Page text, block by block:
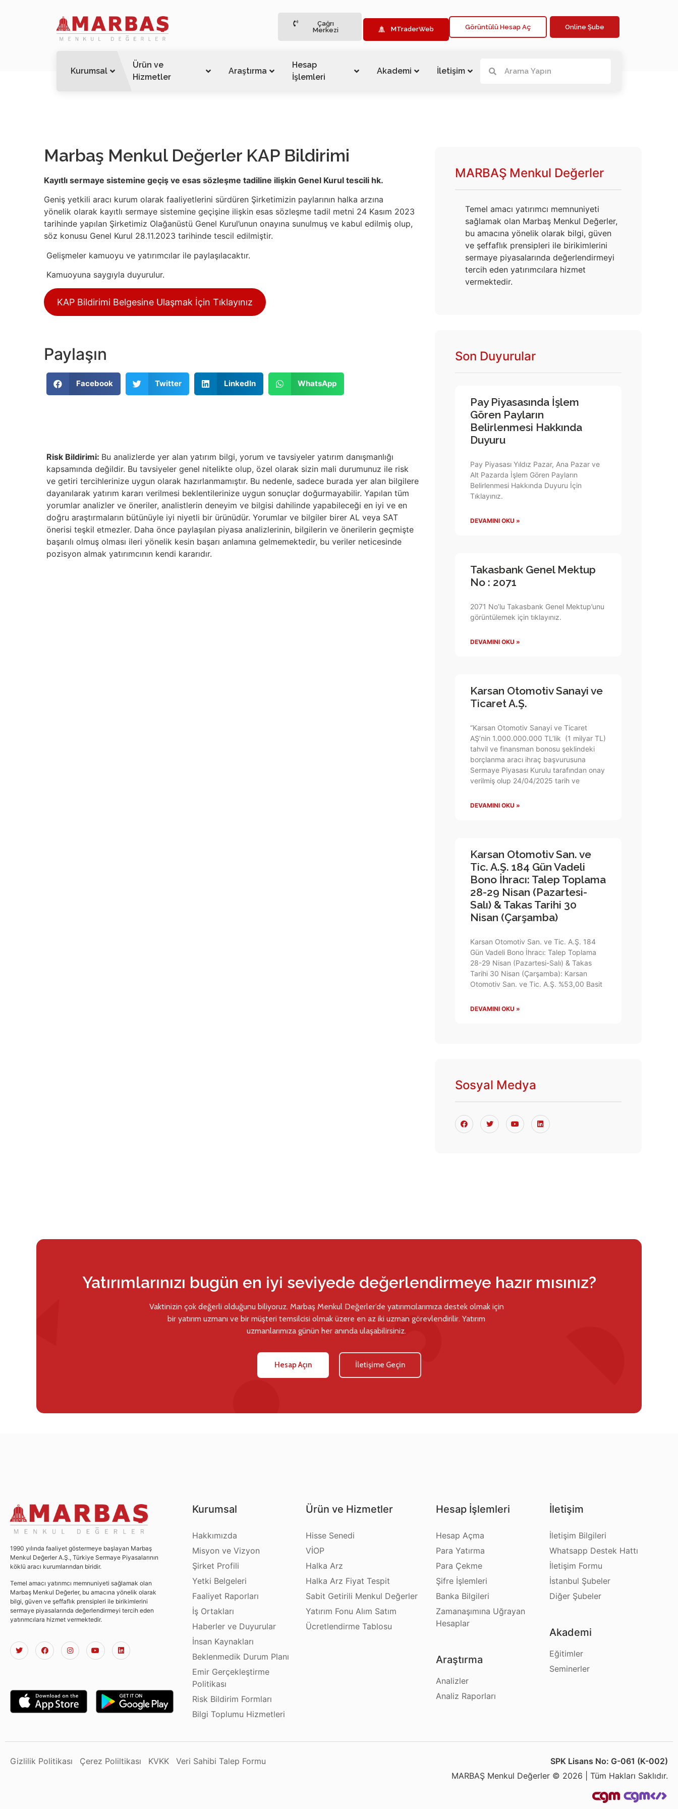
Çağrı
Merkezi
MTraderWeb Görüntülü Hesap Aç Online Şube
Kurumsal
Ürün ve
Hizmetler
Araştırma
Hesap
İşlemleri
Akademi İletişim
Marbaş Menkul Değerler KAP Bildirimi
Kayıtlı sermaye sistemine geçiş ve esas sözleşme tadiline ilişkin Genel Kurul tescili hk.
Geniş yetkili aracı kurum olarak faaliyetlerini sürdüren Şirketimizin paylarının halka arzına
yönelik olarak kayıtlı sermaye sistemine geçişine ilişkin esas sözleşme tadil metni 24 Kasım 2023
tarihinde yapılan Şirketimiz Olağanüstü Genel Kurul’unun onayına sunulmuş ve kabul edilmiş olup,
söz konusu Genel Kurul 28.11.2023 tarihinde tescil edilmiştir.
Gelişmeler kamuoyu ve yatırımcılar ile paylaşılacaktır.
Kamuoyuna saygıyla duyurulur.
KAP Bildirimi Belgesine Ulaşmak İçin Tıklayınız
Paylaşın
Facebook Twitter LinkedIn WhatsApp
Risk Bildirimi: Bu analizlerde yer alan yatırım bilgi, yorum ve tavsiyeler yatırım danışmanlığı
kapsamında değildir. Bu tavsiyeler genel nitelikte olup, özel olarak sizin mali durumunuz ile risk
ve getiri tercihlerinize uygun olarak hazırlanmamıştır. Bu nedenle, sadece burada yer alan bilgilere
dayanılarak yatırım kararı verilmesi beklentilerinize uygun sonuçlar doğurmayabilir. Yapılan tüm
yorumlar analizler ve öneriler, analistlerin deneyim ve bilgisi dahilinde yapabileceği en iyi ve en
doğru araştırmaların bütünüyle iyi niyetli bir ürünüdür. Yorumlar ve bilgiler birer AL veya SAT
önerisi teşkil etmezler. Daha önce paylaşılan piyasa analizlerinin, bilgilerin ve önerilerin geçmişte
başarılı olmuş olması ileri yönelik kesin başarı anlamına gelmemektedir, bu veriler neticesinde
pozisyon almak yatırımcının kendi kararıdır.
MARBAŞ Menkul Değerler
Temel amacı yatırımcı memnuniyeti
sağlamak olan Marbaş Menkul Değerler,
bu amacına yönelik olarak bilgi, güven
ve şeffaflık prensipleri ile birikimlerini
sermaye piyasalarında değerlendirmeyi
tercih eden yatırımcılara hizmet
vermektedir.
Son Duyurular
Pay Piyasasında İşlem
Gören Payların
Belirlenmesi Hakkında
Duyuru
Pay Piyasası Yıldız Pazar, Ana Pazar ve
Alt Pazarda İşlem Gören Payların
Belirlenmesi Hakkında Duyuru İçin
Tıklayınız.
DEVAMINI OKU »
Takasbank Genel Mektup
No : 2071
2071 No’lu Takasbank Genel Mektup’unu
görüntülemek için tıklayınız.
DEVAMINI OKU »
Karsan Otomotiv Sanayi ve
Ticaret A.Ş.
“Karsan Otomotiv Sanayi ve Ticaret
AŞ’nin 1.000.000.000 TL’lik (1 milyar TL)
tahvil ve finansman bonosu şeklindeki
borçlanma aracı ihraç başvurusuna
Sermaye Piyasası Kurulu tarafından onay
verilmiş olup 24/04/2025 tarih ve
DEVAMINI OKU »
Karsan Otomotiv San. ve
Tic. A.Ş. 184 Gün Vadeli
Bono İhracı: Talep Toplama
28-29 Nisan (Pazartesi-
Salı) & Takas Tarihi 30
Nisan (Çarşamba)
Karsan Otomotiv San. ve Tic. A.Ş. 184
Gün Vadeli Bono İhracı: Talep Toplama
28-29 Nisan (Pazartesi-Salı) & Takas
Tarihi 30 Nisan (Çarşamba): Karsan
Otomotiv San. ve Tic. A.Ş. %53,00 Basit
DEVAMINI OKU »
Sosyal Medya
Yatırımlarınızı bugün en iyi seviyede değerlendirmeye hazır mısınız?
Vaktinizin çok değerli olduğunu biliyoruz. Marbaş Menkul Değerler’de yatırımcılarımıza destek olmak için
bir yatırım uzmanı ve bir müşteri temsilcisi olmak üzere en az iki uzman görevlendirilir. Yatırım
uzmanlarımıza günün her anında ulaşabilirsiniz.
Hesap Açın İletişime Geçin
1990 yılında faaliyet göstermeye başlayan Marbaş
Menkul Değerler A.Ş., Türkiye Sermaye Piyasalarının
köklü aracı kurumlarından biridir.
Temel amacı yatırımcı memnuniyeti sağlamak olan
Marbaş Menkul Değerler, bu amacına yönelik olarak
bilgi, güven ve şeffaflık prensipleri ile birikimlerini
sermaye piyasalarında değerlendirmeyi tercih eden
yatırımcılara hizmet vermektedir.
Kurumsal
Hakkımızda
Misyon ve Vizyon
Şirket Profili
Yetki Belgeleri
Faaliyet Raporları
İş Ortakları
Haberler ve Duyurular
İnsan Kaynakları
Beklenmedik Durum Planı
Emir Gerçekleştirme
Politikası
Risk Bildirim Formları
Bilgi Toplumu Hizmetleri
Ürün ve Hizmetler
Hisse Senedi
VİOP
Halka Arz
Halka Arz Fiyat Tespit
Sabit Getirili Menkul Değerler
Yatırım Fonu Alım Satım
Ücretlendirme Tablosu
Hesap İşlemleri
Hesap Açma
Para Yatırma
Para Çekme
Şifre İşlemleri
Banka Bilgileri
Zamanaşımına Uğrayan
Hesaplar
Araştırma
Analizler
Analiz Raporları
İletişim
İletişim Bilgileri
Whatsapp Destek Hattı
İletişim Formu
İstanbul Şubeler
Diğer Şubeler
Akademi
Eğitimler
Seminerler
Gizlilik Politikası Çerez Poliltikası KVKK Veri Sahibi Talep Formu
SPK Lisans No: G-061 (K-002)
MARBAŞ Menkul Değerler © 2026 | Tüm Hakları Saklıdır.